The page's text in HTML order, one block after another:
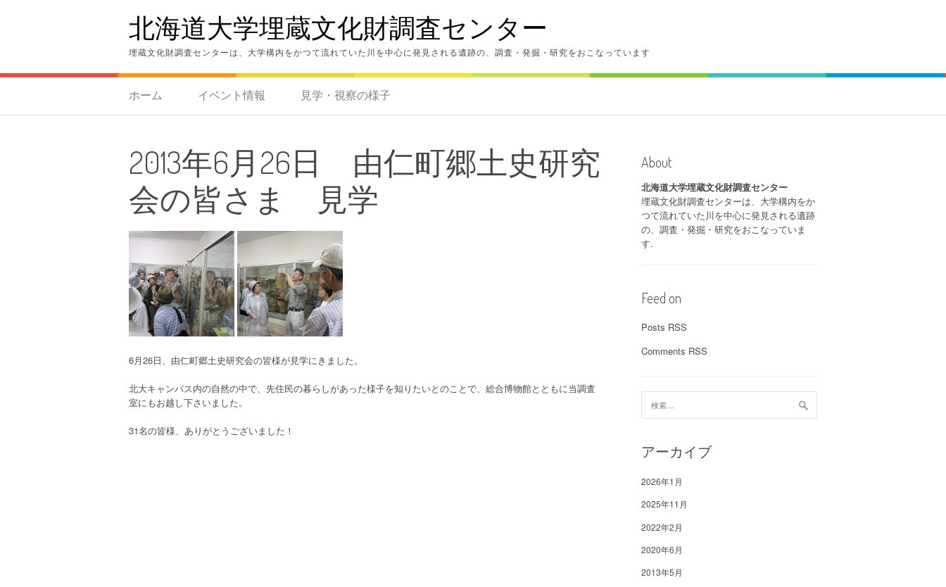
へ
ッ
北海道大学埋蔵文化財調査センター
埋蔵文化財調査センターは、大学構内をかつて流れていた川を中心に発見される遺跡の、調査・発掘・研究をおこなっています
ホーム イベント情報 見学・視察の様子
2013年6月26日 由仁町郷土史研究
会の皆さま 見学
6月26日、由仁町郷土史研究会の皆様が見学にきました。
北大キャンパス内の自然の中で、先住民の暮らしがあった様子を知りたいとのことで、総合博物館とともに当調査
室にもお越し下さいました。
31名の皆様、ありがとうございました！
About
北海道大学埋蔵文化財調査センター
埋蔵文化財調査センターは、大学構内をか
つて流れていた川を中心に発見される遺跡
の、調査・発掘・研究をおこなっていま
す.
Feed on
Posts RSS
Comments RSS
索:
アーカイブ
2026年1月
2025年11月
2022年2月
2020年6月
2013年5月